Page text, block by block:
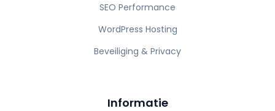
SEO Performance
WordPress Hosting
Beveiliging & Privacy
Informatie